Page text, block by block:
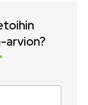
arvion?